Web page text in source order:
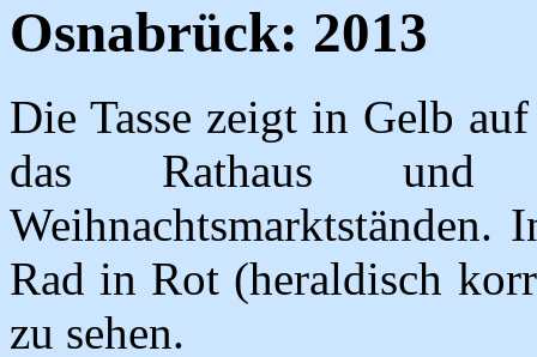
Osnabrück: 2013
Die Tasse zeigt in Gelb
das Rathaus und
Weihnachtsmarktständen.
Rad in Rot (heraldisch
zu sehen.